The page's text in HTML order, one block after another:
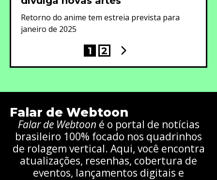
Retorno do anime tem estreia prevista para
janeiro de 2025
1 2
Falar de Webtoon
Falar de Webtoon é o portal de notícias
brasileiro 100% focado nos quadrinhos
de rolagem vertical. Aqui, você encontra
atualizações, resenhas, cobertura de
eventos, lançamentos digitais e